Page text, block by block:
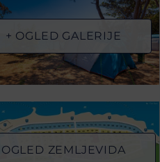
+ OGLED GALERIJE
OGLED ZEMLJEVIDA